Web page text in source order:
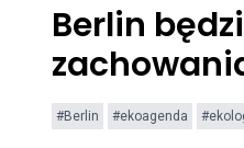
Berlin
#Berlin #ekoagenda